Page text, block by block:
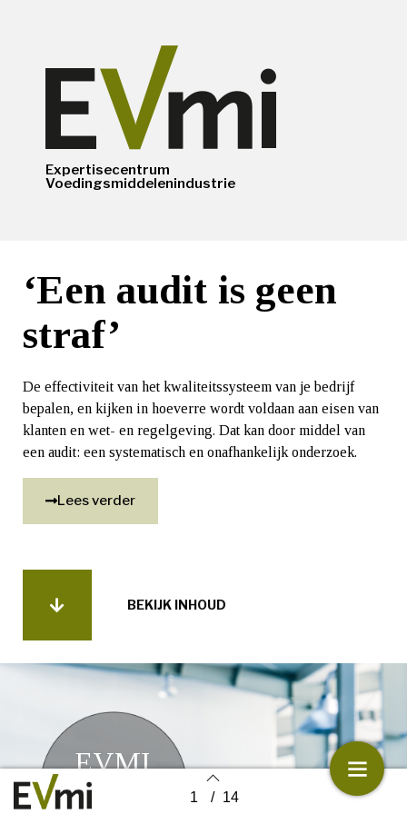
Back to index 1 / 14
Expertisecentrum
Voedingsmiddelenindustrie
‘Een audit is geen
straf’
De effectiviteit van het kwaliteitssysteem van je bedrijf
bepalen, en kijken in hoeverre wordt voldaan aan eisen van
klanten en wet- en regelgeving. Dat kan door middel van
een audit: een systematisch en onafhankelijk onderzoek.
Lees verder
BEKIJK INHOUD
EVMI